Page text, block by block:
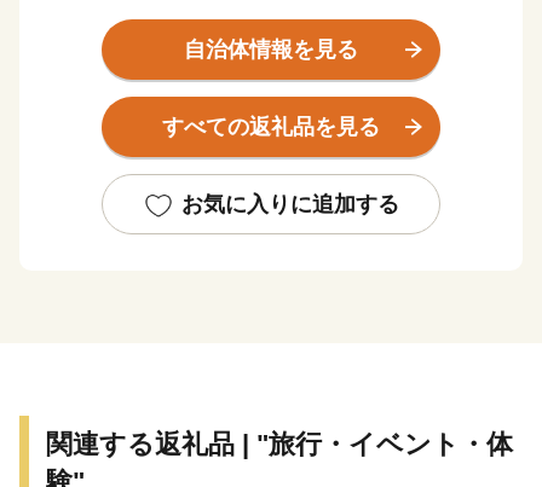
陵地で市域が形成されています。気候は、内陸特有の性
質から寒暖の差が大きく、雨量も多いことから、四季の
移ろいがはっきりしているといった特徴があります。
え、江戸時代には幕府直轄地・天領として西国筋郡代が
置かれるなど、九州の政治・経済・文化の中心地として
自治体情報を見る
すべての返礼品を見る
お気に入りに追加する
関連する返礼品 | "旅行・イベント・体